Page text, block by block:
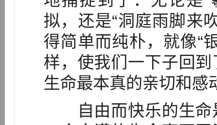
拟，还是“洞庭雨脚来
得简单而纯朴，就像“
样，使我们一下子回
生命最本真的亲切和
自由而快乐的生命